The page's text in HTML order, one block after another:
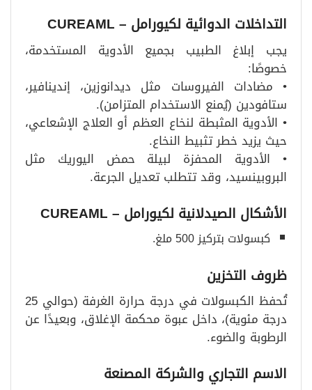
التداخلات الدوائية لكيورامل – CUREAML
يجب إبلاغ الطبيب بجميع الأدوية المستخدمة،
خصوصًا:
• مضادات الفيروسات مثل ديدانوزين، إندينافير،
ستافودين (يُمنع الاستخدام المتزامن).
• الأدوية المثبطة لنخاع العظم أو العلاج الإشعاعي،
حيث يزيد خطر تثبيط النخاع.
• الأدوية المحفزة لبيلة حمض اليوريك مثل
البروبينسيد، وقد تتطلب تعديل الجرعة.
الأشكال الصيدلانية لكيورامل – CUREAML
كبسولات بتركيز 500 ملغ.
ظروف التخزين
تُحفظ الكبسولات في درجة حرارة الغرفة (حوالي 25
درجة مئوية)، داخل عبوة محكمة الإغلاق، وبعيدًا عن
الرطوبة والضوء.
الاسم التجاري والشركة المصنعة